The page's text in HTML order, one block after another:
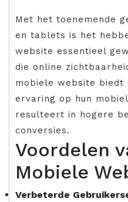
Met het toenemende
en tablets is het
website essentieel
die online
mobiele website biedt
ervaring op hun
resulteert in hogere
conversies.
Voordelen
Mobiele
Verbeterde